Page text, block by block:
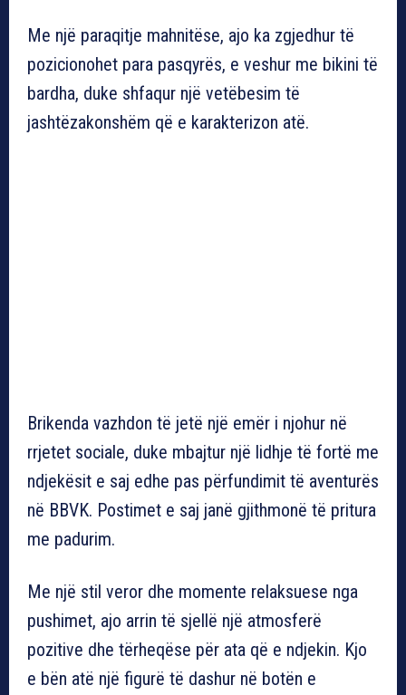
Me një paraqitje mahnitëse, ajo ka zgjedhur të
pozicionohet para pasqyrës, e veshur me bikini të
bardha, duke shfaqur një vetëbesim të
jashtëzakonshëm që e karakterizon atë.
Brikenda vazhdon të jetë një emër i njohur në
rrjetet sociale, duke mbajtur një lidhje të fortë me
ndjekësit e saj edhe pas përfundimit të aventurës
në BBVK. Postimet e saj janë gjithmonë të pritura
me padurim.
Me një stil veror dhe momente relaksuese nga
pushimet, ajo arrin të sjellë një atmosferë
pozitive dhe tërheqëse për ata që e ndjekin. Kjo
e bën atë një figurë të dashur në botën e